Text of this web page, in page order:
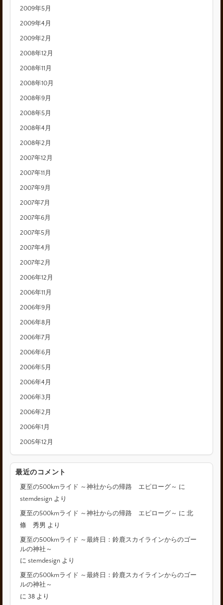
2009年5月
2009年4月
2009年2月
2008年12月
2008年11月
2008年10月
2008年9月
2008年5月
2008年4月
2008年2月
2007年12月
2007年11月
2007年9月
2007年7月
2007年6月
2007年5月
2007年4月
2007年2月
2006年12月
2006年11月
2006年9月
2006年8月
2006年7月
2006年6月
2006年5月
2006年4月
2006年3月
2006年2月
2006年1月
2005年12月
最近のコメント
夏至の500kmライド ～神社からの帰路 エピローグ～ に
stemdesign より
夏至の500kmライド ～神社からの帰路 エピローグ～ に北
條 秀男 より
夏至の500kmライド ～最終日：鈴鹿スカイラインからのゴー
ルの神社～
にstemdesign より
夏至の500kmライド ～最終日：鈴鹿スカイラインからのゴー
ルの神社～
に38 より